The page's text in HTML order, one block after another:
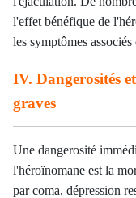
l'effet bénéfique de
les symptômes
IV. Dangerosités
graves
Une dangerosité
l'héroïnomane est la
par coma, dépression